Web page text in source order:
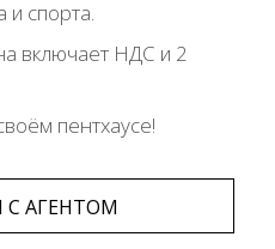
и спорта.
включает НДС и 2
пентхаусе!
С АГЕНТОМ